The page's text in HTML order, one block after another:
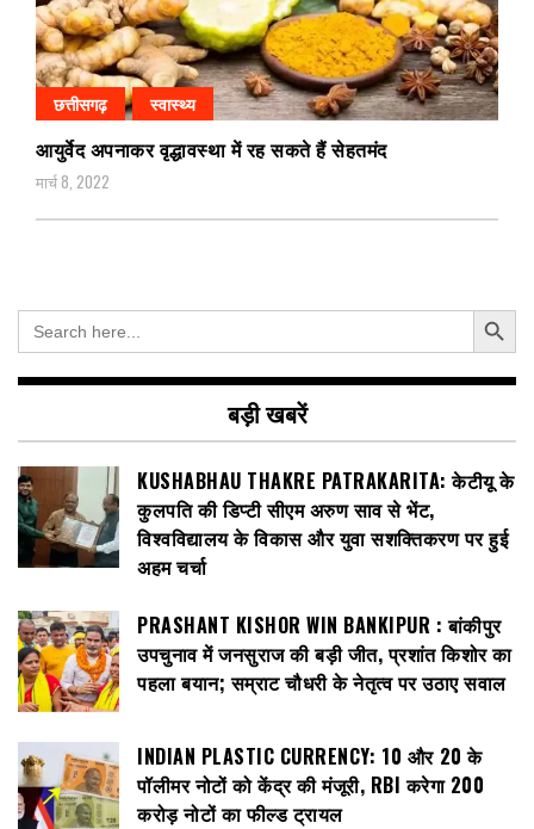
छत्तीसगढ़ स्वास्थ्य
आयुर्वेद अपनाकर वृद्धावस्था में रह सकते हैं सेहतमंद
मार्च 8, 2022
Search
for:
Search Button
बड़ी खबरें
KUSHABHAU THAKRE PATRAKARITA: केटीयू के
कुलपति की डिप्टी सीएम अरुण साव से भेंट,
विश्वविद्यालय के विकास और युवा सशक्तिकरण पर हुई
अहम चर्चा
PRASHANT KISHOR WIN BANKIPUR : बांकीपुर
उपचुनाव में जनसुराज की बड़ी जीत, प्रशांत किशोर का
पहला बयान; सम्राट चौधरी के नेतृत्व पर उठाए सवाल
INDIAN PLASTIC CURRENCY: ₹10 और ₹20 के
पॉलीमर नोटों को केंद्र की मंजूरी, RBI करेगा 200
करोड़ नोटों का फील्ड ट्रायल